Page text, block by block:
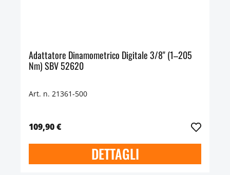
Adattatore Dinamometrico Digitale 3/8" (1–205
Nm) SBV 52620
Art. n. 21361-500
109,90 €
DETTAGLI